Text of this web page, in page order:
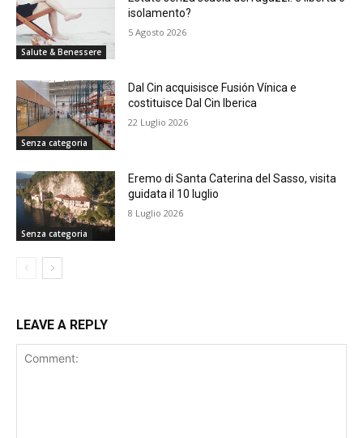
Salute & Benessere
isolamento?
5 Agosto 2026
Senza categoria
Dal Cin acquisisce Fusión Vínica e
costituisce Dal Cin Iberica
22 Luglio 2026
Senza categoria
Eremo di Santa Caterina del Sasso, visita
guidata il 10 luglio
8 Luglio 2026
LEAVE A REPLY